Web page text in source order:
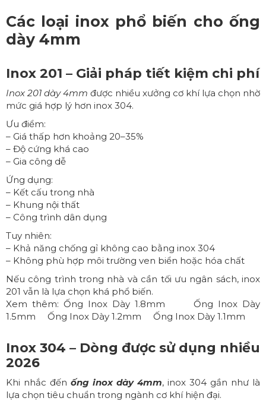
Các loại inox phổ biến cho ống
dày 4mm
Inox 201 – Giải pháp tiết kiệm chi phí
Inox 201 dày 4mm được nhiều xưởng cơ khí lựa chọn nhờ
mức giá hợp lý hơn inox 304.
Ưu điểm:
– Giá thấp hơn khoảng 20–35%
– Độ cứng khá cao
– Gia công dễ
Ứng dụng:
– Kết cấu trong nhà
– Khung nội thất
– Công trình dân dụng
Tuy nhiên:
– Khả năng chống gỉ không cao bằng inox 304
– Không phù hợp môi trường ven biển hoặc hóa chất
Nếu công trình trong nhà và cần tối ưu ngân sách, inox
201 vẫn là lựa chọn khá phổ biến.
Xem thêm: Ống Inox Dày 1.8mm
Ống Inox Dày
1.5mm
Ống Inox Dày 1.2mm Ống Inox Dày 1.1mm
Inox 304 – Dòng được sử dụng nhiều
2026
Khi nhắc đến ống inox dày 4mm, inox 304 gần như là
lựa chọn tiêu chuẩn trong ngành cơ khí hiện đại.